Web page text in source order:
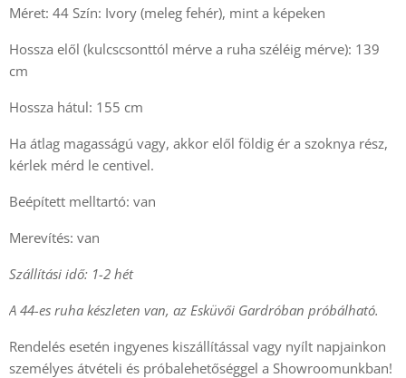
Méret: 44 Szín: Ivory (meleg fehér), mint a képeken
Hossza elől (kulcscsonttól mérve a ruha széléig mérve): 139
cm
Hossza hátul: 155 cm
Ha átlag magasságú vagy, akkor elől földig ér a szoknya rész,
kérlek mérd le centivel.
Beépített melltartó: van
Merevítés: van
Szállítási idő: 1-2 hét
A 44-es ruha készleten van, az Esküvői Gardróban próbálható.
Rendelés esetén ingyenes kiszállítással vagy nyílt napjainkon
személyes átvételi és próbalehetőséggel a Showroomunkban!